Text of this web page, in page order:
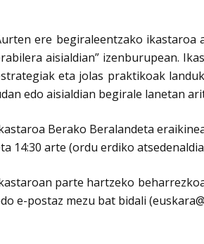
ere begiraleentzako ikastaroa
aisialdian” izenburupean.
eta jolas praktikoak
edo aisialdian begirale lanetan
Berako Beralandeta
14:30 arte (ordu erdiko
parte hartzeko
e-postaz mezu bat bidali